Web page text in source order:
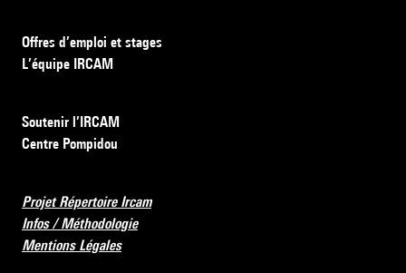
Offres d’emploi et stages
L’équipe IRCAM
Soutenir l’IRCAM
Centre Pompidou
Projet Répertoire Ircam
Infos / Méthodologie
Mentions Légales